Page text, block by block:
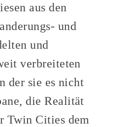
aus den
und
und
verbreiteten
der sie es nicht
die Realität
Twin Cities dem